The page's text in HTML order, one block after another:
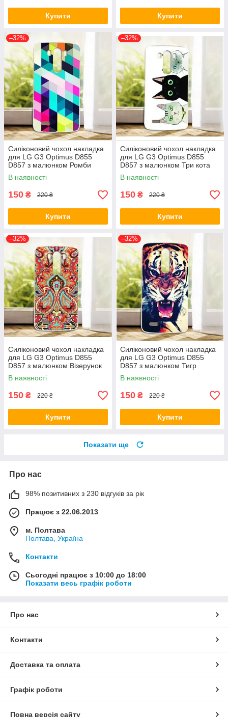
Купити Купити
–32%
Силіконовий чохол накладка
для LG G3 Optimus D855
D857 з малюнком Ромби
В наявності
150 ₴ 220 ₴
Купити
–32%
Силіконовий чохол накладка
для LG G3 Optimus D855
D857 з малюнком Три кота
В наявності
150 ₴ 220 ₴
Купити
–32%
Силіконовий чохол накладка
для LG G3 Optimus D855
D857 з малюнком Візерунок
В наявності
150 ₴ 220 ₴
Купити
–32%
Силіконовий чохол накладка
для LG G3 Optimus D855
D857 з малюнком Тигр
В наявності
150 ₴ 220 ₴
Купити
Показати ще
Про нас
98% позитивних з 230 відгуків за рік
Працює з 22.06.2013
м. Полтава
Полтава, Україна
Контакти
Сьогодні працює з 10:00 до 18:00
Показати весь графік роботи
Про нас
Контакти
Доставка та оплата
Графік роботи
Повна версія сайту